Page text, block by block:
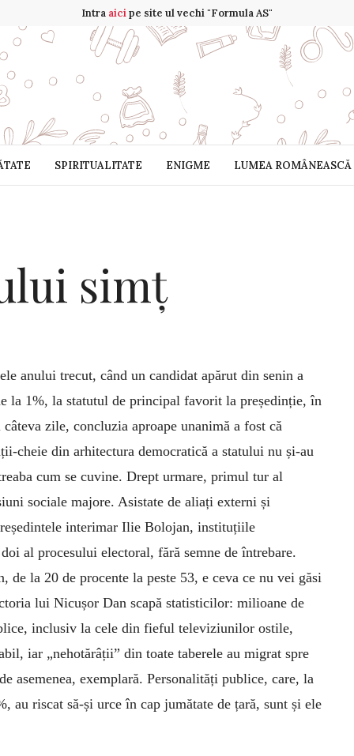
Intra aicipe site ul vechi "Formula AS"
SPIRITUALITATE ENIGME LUMEA ROMÂNEASCĂ
simț
anului trecut, când un candidat apărut din senin a
la 1%, la statutul de principal favorit la președinție, în
câteva zile, concluzia aproape unanimă a fost că
cheie din arhitectura democratică a statului nu și-au
cum se cuvine. Drept urmare, primul tur al
sociale majore. Asistate de aliați externi și
interimar Ilie Bolojan, instituțiile
al procesului electoral, fără semne de întrebare.
la 20 de procente la peste 53, e ceva ce nu vei găsi
lui Nicușor Dan scapă statisticilor: milioane de
inclusiv la cele din fieful televiziunilor ostile,
iar „nehotărâții” din toate taberele au migrat spre
asemenea, exemplară. Personalități publice, care, la
au riscat să-și urce în cap jumătate de țară, sunt și ele